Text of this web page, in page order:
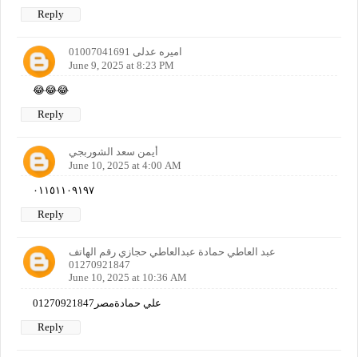
Reply
اميره عدلى 01007041691
June 9, 2025 at 8:23 PM
😂😂😂
Reply
أيمن سعد الشوربجي
June 10, 2025 at 4:00 AM
٠١١٥١١٠٩١٩٧
Reply
عبد العاطي حمادة عبدالعاطي حجازي رقم الهاتف
01270921847
June 10, 2025 at 10:36 AM
علي حمادةمصر01270921847
Reply